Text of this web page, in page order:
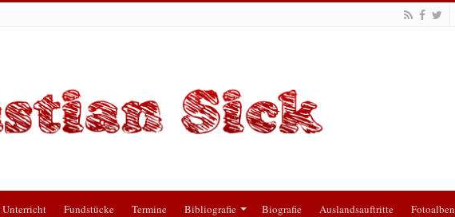
Unterricht Fundstücke Termine Bibliografie Biografie Auslandsauftritte Fotoalben